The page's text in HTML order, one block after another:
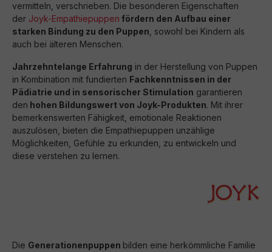
vermitteln, verschrieben. Die besonderen Eigenschaften
der Joyk-Empathiepuppen fördern den Aufbau einer
starken Bindung zu den Puppen , sowohl bei Kindern als
auch bei älteren Menschen.
Jahrzehntelange Erfahrung in der Herstellung von Puppen
in Kombination mit fundierten Fachkenntnissen in der
Pädiatrie und in sensorischer Stimulation garantieren
den hohen Bildungswert von Joyk-Produkten. Mit ihrer
bemerkenswerten Fähigkeit, emotionale Reaktionen
auszulösen, bieten die Empathiepuppen unzählige
Möglichkeiten, Gefühle zu erkunden, zu entwickeln und
diese verstehen zu lernen.
Die Generationenpuppen bilden eine herkömmliche Familie